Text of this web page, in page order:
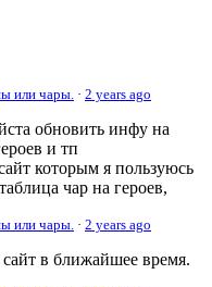
или чары. · 2 years ago
обновить инфу на
и тп
которым я пользуюсь
чар на героев,
или чары. · 2 years ago
в ближайшее время.